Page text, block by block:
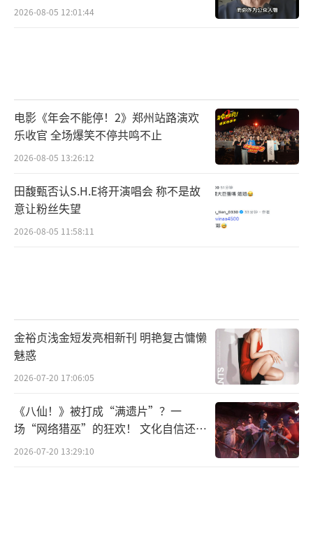
2026-08-05 12:01:44
电影《年会不能停！2》郑州站路演欢
乐收官 全场爆笑不停共鸣不止
2026-08-05 13:26:12
田馥甄否认S.H.E将开演唱会 称不是故
意让粉丝失望
2026-08-05 11:58:11
金裕贞浅金短发亮相新刊 明艳复古慵懒
魅惑
2026-07-20 17:06:05
《八仙！》被打成“满遗片”？一
场“网络猎巫”的狂欢！ 文化自信还是
焦虑？
2026-07-20 13:29:10